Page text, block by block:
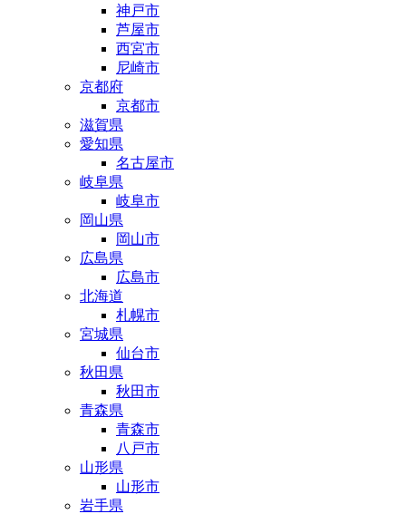
神戸市
芦屋市
西宮市
尼崎市
京都府
京都市
滋賀県
愛知県
名古屋市
岐阜県
岐阜市
岡山県
岡山市
広島県
広島市
北海道
札幌市
宮城県
仙台市
秋田県
秋田市
青森県
青森市
八戸市
山形県
山形市
岩手県